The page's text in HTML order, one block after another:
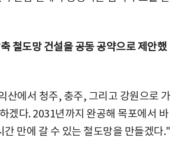
철도망 건설을 공동 공약으로 제안했
산에서 청주, 충주, 그리고 강원으로 가
겠다. 2031년까지 완공해 목포에서 바
간 만에 갈 수 있는 철도망을 만들겠다."